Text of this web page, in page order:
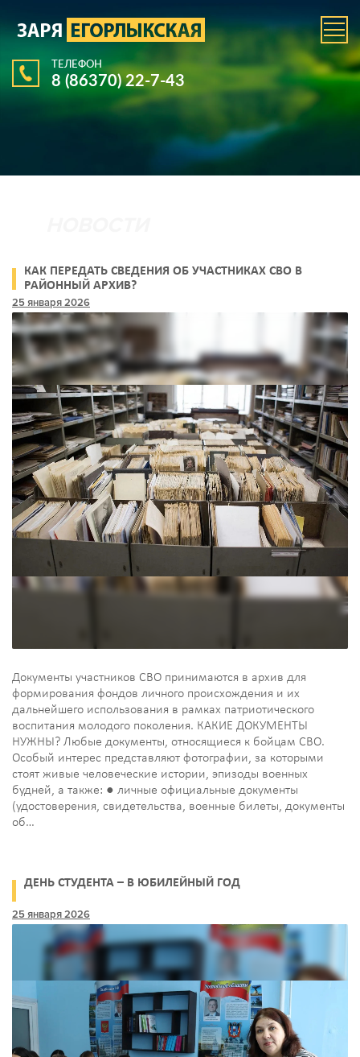
ТЕЛЕФОН
8 (86370) 22-7-43
КАК ПЕРЕДАТЬ СВЕДЕНИЯ ОБ УЧАСТНИКАХ СВО В
РАЙОННЫЙ АРХИВ?
25 января 2026
Документы участников СВО принимаются в архив для
формирования фондов личного происхождения и их
дальнейшего использования в рамках патриотического
воспитания молодого поколения. КАКИЕ ДОКУМЕНТЫ
НУЖНЫ? Любые документы, относящиеся к бойцам СВО.
Особый интерес представляют фотографии, за которыми
стоят живые человеческие истории, эпизоды военных
будней, а также: ● личные официальные документы
(удостоверения, свидетельства, военные билеты, документы
об…
ДЕНЬ СТУДЕНТА – В ЮБИЛЕЙНЫЙ ГОД
25 января 2026